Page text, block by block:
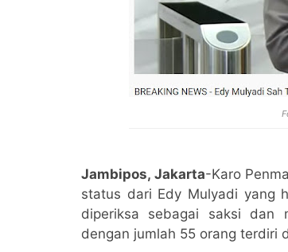
Jambipos, Jakarta-Karo
status dari Edy Mulyadi yang
diperiksa sebagai saksi dan
dengan jumlah 55 orang terdiri